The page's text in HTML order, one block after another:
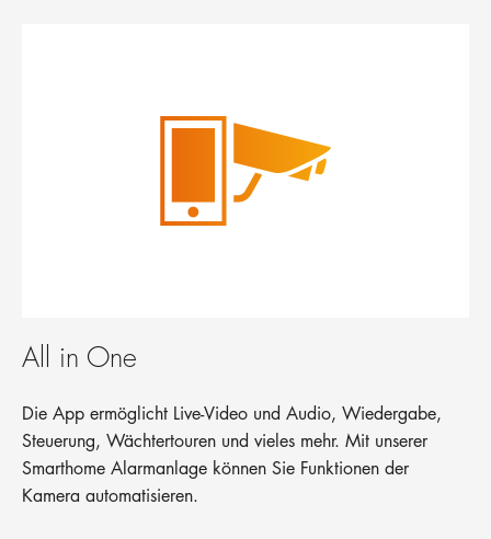
All in One
Die App ermöglicht Live-Video und Audio, Wiedergabe,
Steuerung, Wächtertouren und vieles mehr. Mit unserer
Smarthome Alarmanlage können Sie Funktionen der
Kamera automatisieren.